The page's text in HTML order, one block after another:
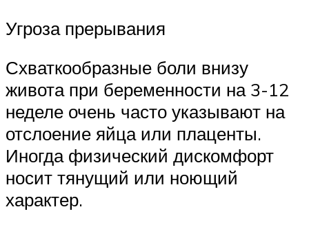
Угроза прерывания
Схваткообразные боли внизу
живота при беременности на 3-12
неделе очень часто указывают на
отслоение яйца или плаценты.
Иногда физический дискомфорт
носит тянущий или ноющий
характер.